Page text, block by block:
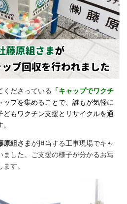
くださっている
「キャップでワクチ
ップを集めることで、誰もが気軽に
もワクチン支援とリサイクルを通
。
原組さまが担当する工事現場でキャ
ました。ご支援の様子が分かるお写
す。